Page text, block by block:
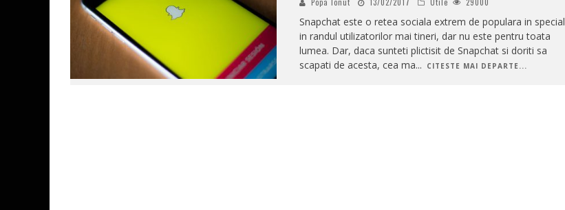
Snapchat este o retea sociala extrem de populara in special
in randul utilizatorilor mai tineri, dar nu este pentru toata
lumea. Dar, daca sunteti plictisit de Snapchat si doriti sa
scapati de acesta, cea ma... CITESTE MAI DEPARTE...